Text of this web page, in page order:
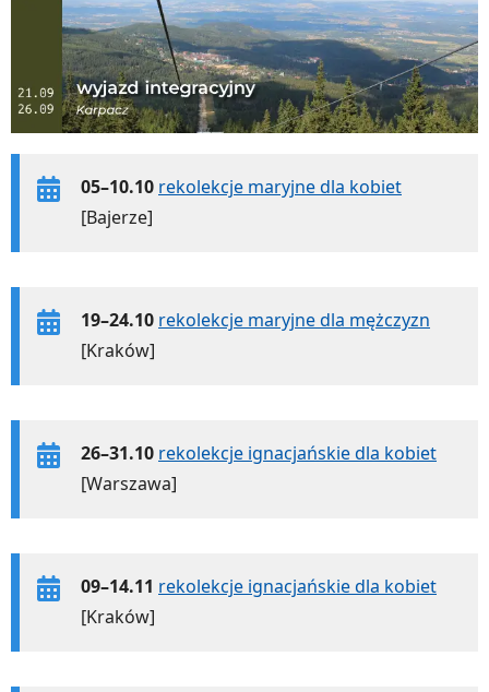
05–10.10 rekolekcje maryjne dla kobiet
[Bajerze]
19–24.10 rekolekcje maryjne dla mężczyzn
[Kraków]
26–31.10 rekolekcje ignacjańskie dla kobiet
[Warszawa]
09–14.11 rekolekcje ignacjańskie dla kobiet
[Kraków]